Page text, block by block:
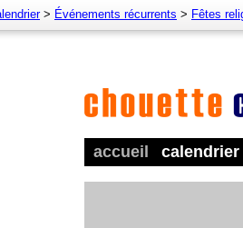
accueil calendrier
> Événements récurrents > Fêtes